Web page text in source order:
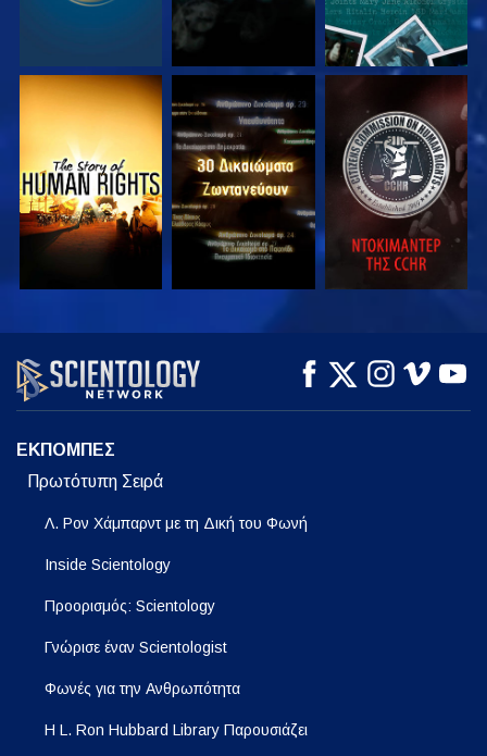
ΠΑΡΑΚΟΛΟΥΘΗΣΤΕ ΠΑΡΑΚΟΛΟΥΘΗΣΤΕ ΠΑΡΑΚΟΛΟΥΘΗΣΤΕ
ΠΑΡΑΚΟΛΟΥΘΗΣΤΕ ΠΑΡΑΚΟΛΟΥΘΗΣΤΕ
ΕΞΕΡΕΥΝΗΣΤΕ ΤΗ
ΣΕΙΡΑ
ΕΚΠΟΜΠΕΣ
Πρωτότυπη Σειρά
Λ. Ρον Χάμπαρντ με τη Δική του Φωνή
Inside Scientology
Προορισμός: Scientology
Γνώρισε έναν Scientologist
Φωνές για την Ανθρωπότητα
Η L. Ron Hubbard Library Παρουσιάζει